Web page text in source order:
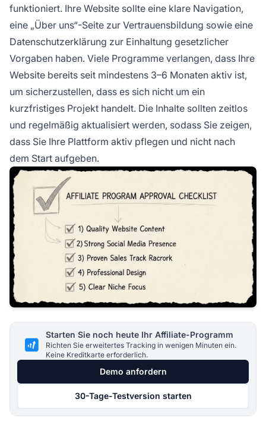
funktioniert. Ihre Website sollte eine klare Navigation,
eine „Über uns“-Seite zur Vertrauensbildung sowie eine
Datenschutzerklärung zur Einhaltung gesetzlicher
Vorgaben haben. Viele Programme verlangen, dass Ihre
Website bereits seit mindestens 3–6 Monaten aktiv ist,
um sicherzustellen, dass es sich nicht um ein
kurzfristiges Projekt handelt. Die Inhalte sollten zeitlos
und regelmäßig aktualisiert werden, sodass Sie zeigen,
dass Sie Ihre Plattform aktiv pflegen und nicht nach
dem Start aufgeben.
Starten Sie noch heute Ihr Affiliate-Programm
Richten Sie erweitertes Tracking in wenigen Minuten ein.
Keine Kreditkarte erforderlich.
Demo anfordern
30-Tage-Testversion starten